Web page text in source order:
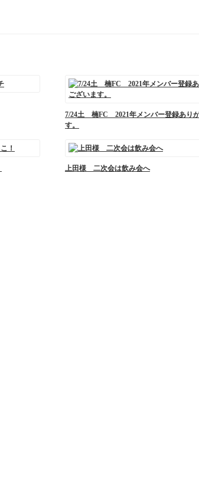
7/24土 楠FC 2021年メンバー登録あり
す。
上田様 二次会は飲み会へ